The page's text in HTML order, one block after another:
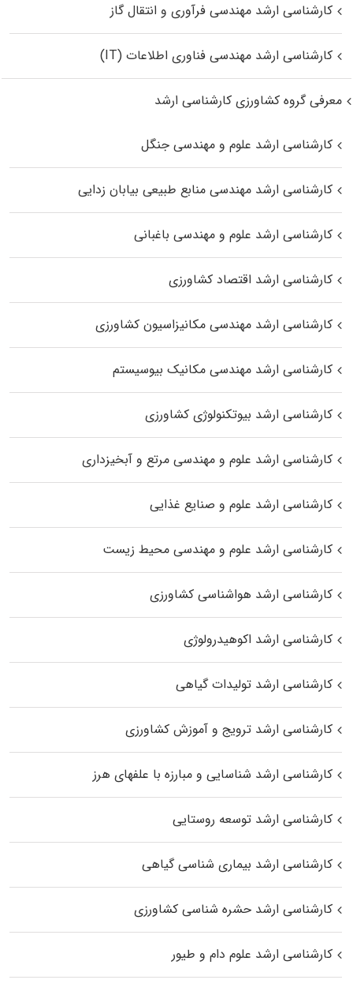
کارشناسی ارشد مهندسی فرآوری و انتقال گاز
کارشناسی ارشد مهندسی فناوری اطلاعات (IT)
معرفی گروه کشاورزی کارشناسی ارشد
کارشناسی ارشد علوم و مهندسی جنگل
کارشناسی ارشد مهندسی منابع طبیعی بیابان زدایی
کارشناسی ارشد علوم و مهندسی باغبانی
کارشناسی ارشد اقتصاد کشاورزی
کارشناسی ارشد مهندسی مکانیزاسیون کشاورزی
کارشناسی ارشد مهندسی مکانیک بیوسیستم
کارشناسی ارشد بیوتکنولوژی کشاورزی
کارشناسی ارشد علوم و مهندسی مرتع و آبخیزداری
کارشناسی ارشد علوم و صنایع غذایی
کارشناسی ارشد علوم و مهندسی محیط زیست
کارشناسی ارشد هواشناسی کشاورزی
کارشناسی ارشد اکوهیدرولوژی
کارشناسی ارشد تولیدات گیاهی
کارشناسی ارشد ترویج و آموزش کشاورزی
کارشناسی ارشد شناسایی و مبارزه با علفهای هرز
کارشناسی ارشد توسعه روستایی
کارشناسی ارشد بیماری‌ شناسی گیاهی
کارشناسی ارشد حشره‌ شناسی کشاورزی
کارشناسی ارشد علوم دام و طیور